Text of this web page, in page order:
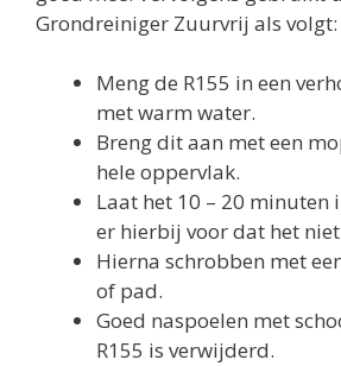
Grondreiniger Zuurvrij als volgt:
Meng de R155 in een
met warm water.
Breng dit aan met een
hele oppervlak.
Laat het 10 – 20 minuten
er hierbij voor dat het
Hierna schrobben met
of pad.
Goed naspoelen met
R155 is verwijderd.